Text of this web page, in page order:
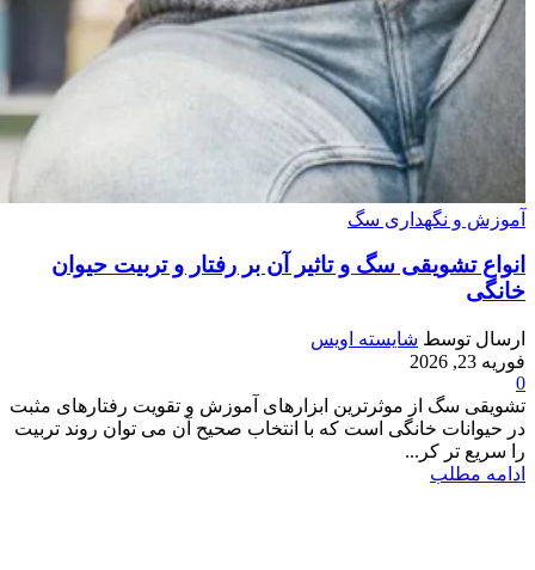
آموزش و نگهداری سگ
انواع تشویقی سگ و تاثیر آن بر رفتار و تربیت حیوان
خانگی
ارسال توسط شایسته اویس
فوریه 23, 2026
0
تشویقی سگ از موثرترین ابزارهای آموزش و تقویت رفتارهای مثبت
در حیوانات خانگی است که با انتخاب صحیح آن می‌ توان روند تربیت
را سریع‌ تر کر...
ادامه مطلب